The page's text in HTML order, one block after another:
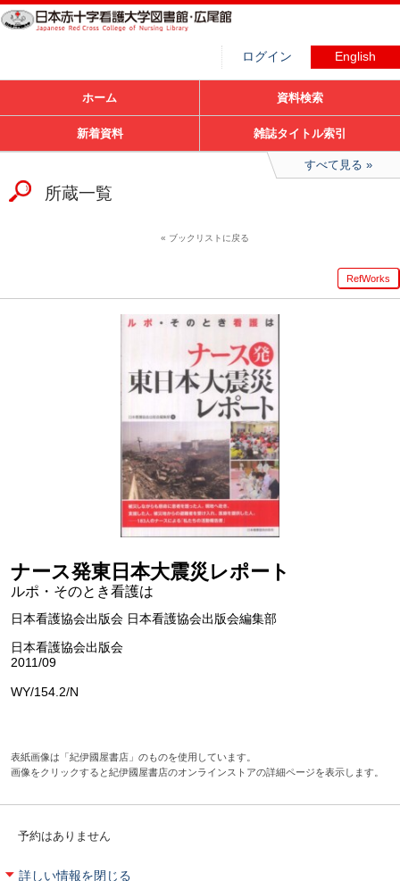
ログイン English
ホーム 資料検索
新着資料 雑誌タイトル索引
すべて見る
所蔵一覧
ブックリストに戻る
RefWorks
ナース発東日本大震災レポート
ルポ・そのとき看護は
日本看護協会出版会 日本看護協会出版会編集部
日本看護協会出版会
2011/09
WY/154.2/N
表紙画像は「紀伊國屋書店」のものを使用しています。
画像をクリックすると紀伊國屋書店のオンラインストアの詳細ページを表示します。
予約はありません
詳しい情報を閉じる